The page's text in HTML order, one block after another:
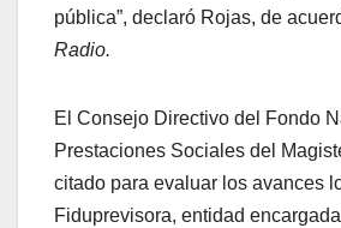
pública”, declaró Rojas, de
Radio.
El Consejo Directivo del Fondo
Prestaciones Sociales del
citado para evaluar los avances
Fiduprevisora, entidad